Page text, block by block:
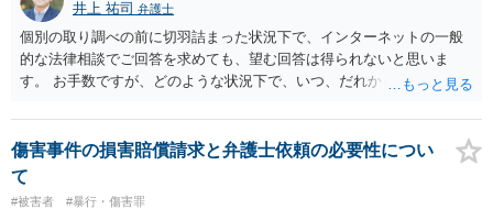
井上 祐司 弁護士
個別の取り調べの前に切羽詰まった状況下で、インターネットの一般
的な法律相談でご回答を求めても、望む回答は得られないと思いま
す。 お手数ですが、どのような状況下で、いつ、だれからどのような
の程度だと聞いているのかということについて、お近くで詳細な法律
相談を受けられたうえで対処方法を探された方がよいと思われます。
一般論でいえば、任意取り調べの場合、ＩＣレコーダーを持参して取
り調べ内容を録音することは必須だと考えます。
傷害事件の損害賠償請求と弁護士依頼の必要性につい
て
#被害者 #暴行・傷害罪